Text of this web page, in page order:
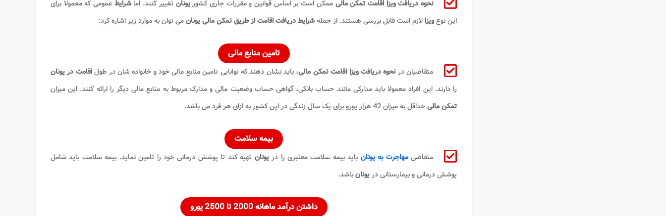
نحوه دریافت ویزا اقامت تمکن مالی ممکن است بر اساس قوانین و مقررات جاری کشوریونان تغییر کنند. اماشرایط عمومی که معمولا برای
این نوعویزا لازم است قابل بررسی هستند. از جملهشرایط دریافت اقامت از طریق تمکن مالی​ یونانمی توان به موارد زیر اشاره کرد:
تامین منابع مالی
متقاضیان درنحوه دریافت ویزا اقامت تمکن مالی، باید نشان دهند که توانایی تامین منابع مالی خود و خانواده شان در طولاقامت در یونان
را دارند. این افراد معمولا باید مدارکی مانند حساب بانکی، گواهی حساب وضعیت مالی و مدارک مربوط به منابع مالی دیگر را ارائه کنند. این میزان
تمکن مالیحداقل به میزان 42 هزار یورو برای یک سال زندگی در این کشور به ازای هر فرد می باشد.
بیمه سلامت
متقاضیمهاجرت به یونان باید بیمه سلامت معتبری را دریونان تهیه کند تا پوشش درمانی خود را تامین نماید. بیمه سلامت باید شامل
پوشش درمانی و بیمارستانی دریونانباشد.
داشتن درآمد ماهانه 2000 تا 2500 یورو